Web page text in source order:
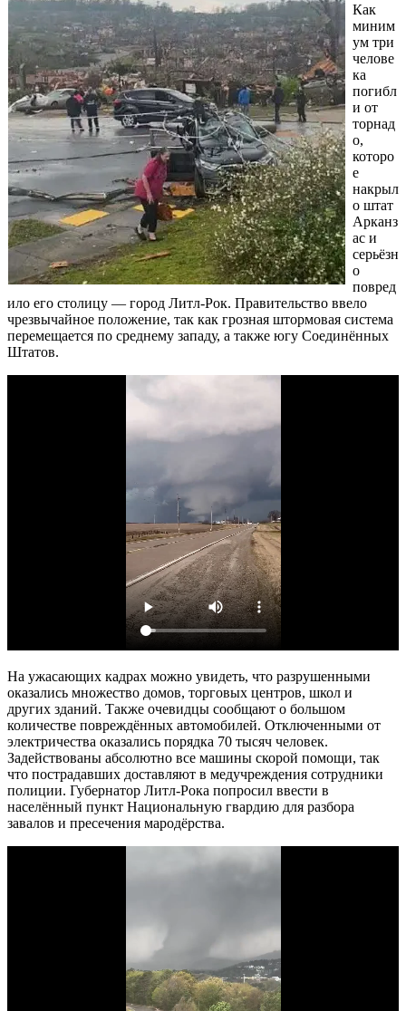
Как
миним
ум три
челове
ка
погибл
и от
торнад
о,
которо
е
накрыл
о штат
Арканз
ас и
серьёзн
о
повред
ило его столицу — город Литл-Рок. Правительство ввело
чрезвычайное положение, так как грозная штормовая система
перемещается по среднему западу, а также югу Соединённых
Штатов.
На ужасающих кадрах можно увидеть, что разрушенными
оказались множество домов, торговых центров, школ и
других зданий. Также очевидцы сообщают о большом
количестве повреждённых автомобилей. Отключенными от
электричества оказались порядка 70 тысяч человек.
Задействованы абсолютно все машины скорой помощи, так
что пострадавших доставляют в медучреждения сотрудники
полиции. Губернатор Литл-Рока попросил ввести в
населённый пункт Национальную гвардию для разбора
завалов и пресечения мародёрства.